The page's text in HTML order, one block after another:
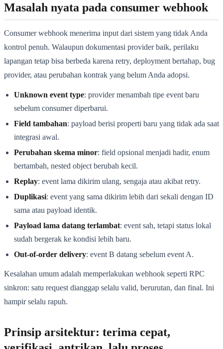
Masalah nyata pada consumer webhook
Consumer webhook menerima input dari sistem yang tidak Anda
kontrol penuh. Walaupun dokumentasi provider baik, perilaku
lapangan tetap bisa berbeda karena retry, deployment bertahap, bug
provider, atau perubahan kontrak yang belum Anda adopsi.
Unknown event type: provider menambah tipe event baru
sebelum consumer diperbarui.
Field tambahan: payload berisi properti baru yang tidak ada saat
integrasi awal.
Perubahan skema minor: field opsional menjadi hadir, enum
bertambah, nested object berubah kecil.
Replay: event lama dikirim ulang, sengaja atau akibat retry.
Duplikasi: event yang sama dikirim lebih dari sekali dengan ID
sama atau payload identik.
Payload lama datang terlambat: event sah, tetapi status lokal
sudah bergerak ke kondisi lebih baru.
Out-of-order delivery: event B datang sebelum event A.
Kesalahan umum adalah memperlakukan webhook seperti RPC
sinkron: satu request dianggap selalu valid, berurutan, dan final. Ini
hampir selalu rapuh.
Prinsip arsitektur: terima cepat,